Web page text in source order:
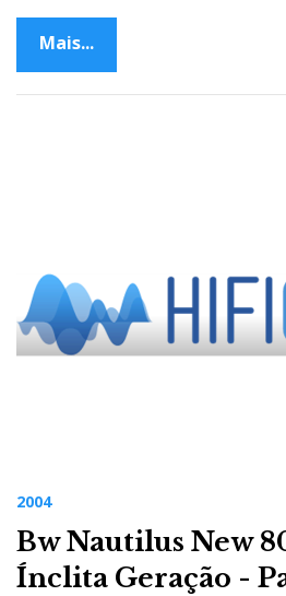
Mais...
2004
Bw Nautilus New
Ínclita Geração -